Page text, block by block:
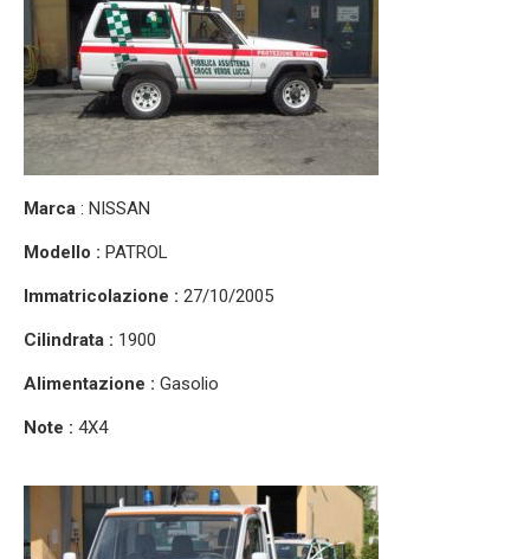
Marca : NISSAN
Modello : PATROL
Immatricolazione : 27/10/2005
Cilindrata : 1900
Alimentazione : Gasolio
Note : 4X4